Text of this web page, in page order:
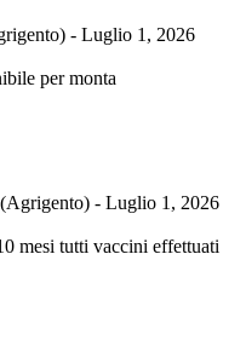
- Luglio 1, 2026
per monta
- Luglio 1, 2026
mesi tutti vaccini effettuati